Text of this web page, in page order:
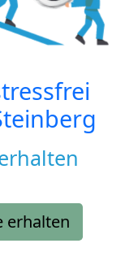
erhalten